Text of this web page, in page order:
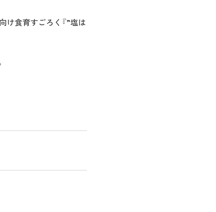
け食育すごろく『”塩は